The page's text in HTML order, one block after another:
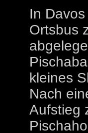
In
Ortsbus
kleines
Nach
Aufstieg